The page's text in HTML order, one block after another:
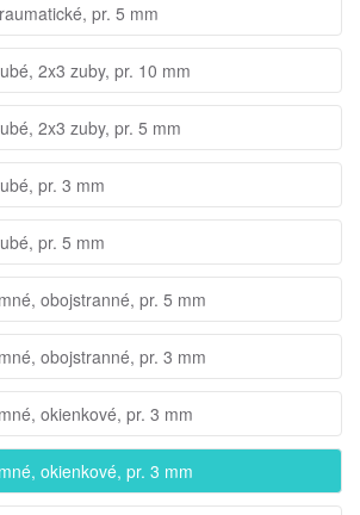
pr. 5 mm
2x3 zuby, pr. 10 mm
2x3 zuby, pr. 5 mm
pr. 3 mm
pr. 5 mm
obojstranné, pr. 5 mm
obojstranné, pr. 3 mm
okienkové, pr. 3 mm
okienkové, pr. 3 mm